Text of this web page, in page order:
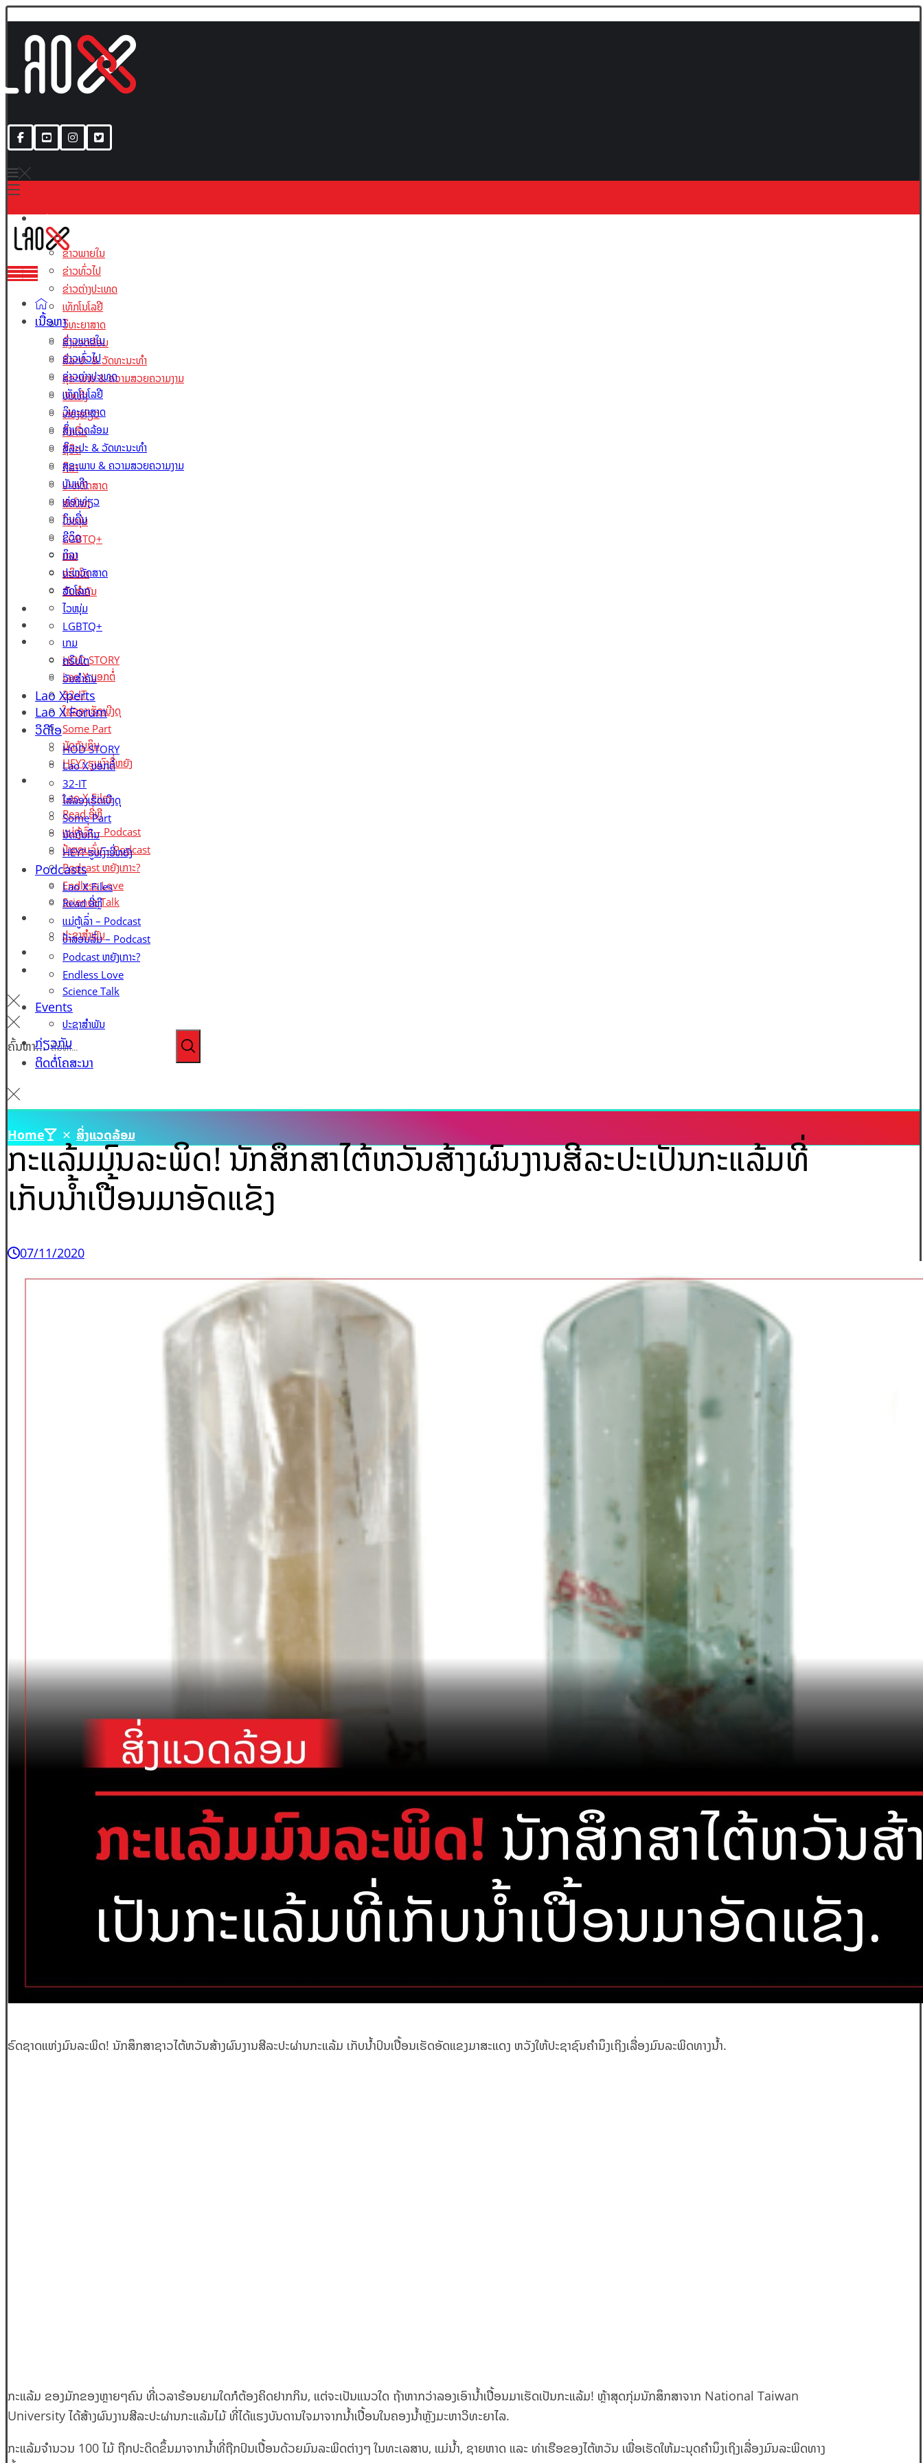
ເນື້ອຫາ
ຂ່າວພາຍໃນ
ຂ່າວທົ່ວໄປ
ຂ່າວຕ່າງປະເທດ
ເທັກໂນໂລຢີ
ວິທະຍາສາດ
ສິ່ງແວດລ້ອມ
ສິລະປະ & ວັດທະນະທຳ
ສຸຂະພາບ & ຄວາມສວຍຄວາມງາມ
ບັນເທີງ
ທ່ອງທ່ຽວ
ກິນດື່ມ
ຊີວິດ
ກິລາ
ປະຫວັດສາດ
ສັດໂລກ
ໄວໜຸ່ມ
LGBTQ+
ເກມ
ຄຣິບໂຕ
ວັນສຳຄັນ
Lao Xperts
Lao X Forum
ວິດີໂອ
HOD STORY
Lao X ບອກຕໍ່
32-IT
ໃສ່ລອງເຮັດເບີງດຸ
Some Part
ນັດກັນກິນ
HEY? ຮູບເງົາອີ່ຫຍັງ
Podcasts
Lao X Files
Read ອີ່ຫຼີ
ແມ່ຕູ້ເລົ່າ – Podcast
ປ້າສອນລົ່ມ – Podcast
Podcast ຫຍັງເກາະ?
Endless Love
Science Talk
Events
ປະຊາສຳພັນ
ກ່ຽວກັບ
ຕິດຕໍ່ໂຄສະນາ
ຄົ້ນຫາ...
ເນື້ອຫາ
ຂ່າວພາຍໃນ
ຂ່າວທົ່ວໄປ
ຂ່າວຕ່າງປະເທດ
ເທັກໂນໂລຢີ
ວິທະຍາສາດ
ສິ່ງແວດລ້ອມ
ສິລະປະ & ວັດທະນະທຳ
ສຸຂະພາບ & ຄວາມສວຍຄວາມງາມ
ບັນເທີງ
ທ່ອງທ່ຽວ
ກິນດື່ມ
ຊີວິດ
ກິລາ
ປະຫວັດສາດ
ສັດໂລກ
ໄວໜຸ່ມ
LGBTQ+
ເກມ
ຄຣິບໂຕ
ວັນສຳຄັນ
Lao Xperts
Lao X Forum
ວິດີໂອ
HOD STORY
Lao X ບອກຕໍ່
32-IT
ໃສ່ລອງເຮັດເບີງດຸ
Some Part
ນັດກັນກິນ
HEY? ຮູບເງົາອີ່ຫຍັງ
Podcasts
Lao X Files
Read ອີ່ຫຼີ
ແມ່ຕູ້ເລົ່າ – Podcast
ປ້າສອນລົ່ມ – Podcast
Podcast ຫຍັງເກາະ?
Endless Love
Science Talk
Events
ປະຊາສຳພັນ
ກ່ຽວກັບ
ຕິດຕໍ່ໂຄສະນາ
Home ສິ່ງແວດລ້ອມ
ກະແລ້ມມົນລະພິດ! ນັກສຶກສາໄຕ້ຫວັນສ້າງຜົນງານສີລະປະເປັນກະແລ້ມທີ່
ເກັບນ້ຳເປື້ອນມາອັດແຂັງ
07/11/2020
ຣົດຊາດແຫ່ງມົນລະພິດ! ນັກສຶກສາຊາວໄຕ້ຫວັນສ້າງຜົນງານສີລະປະຜ່ານກະແລ້ມ ເກັບນ້ຳປົນເປື້ອນເຮັດອັດແຂງມາສະແດງ ຫວັງໃຫ້ປະຊາຊົນຄຳນຶງເຖິງເລື່ອງມົນລະພິດທາງນ້ຳ.
ກະແລ້ມ ຂອງມັກຂອງຫຼາຍໆຄົນ ທີ່ເວລາຮ້ອນຍາມໃດກໍຕ້ອງຄິດຢາກກິນ, ແຕ່ຈະເປັນແນວໃດ ຖ້າຫາກວ່າລອງເອົານ້ຳເປື້ອນມາເຮັດເປັນກະແລ້ມ! ຫຼ້າສຸດກຸ່ມນັກສຶກສາຈາກ National Taiwan
University ໄດ້ສ້າງຜົນງານສີລະປະຜ່ານກະແລ້ມໄມ້ ທີ່ໄດ້ແຮງບັນດານໃຈມາຈາກນ້ຳເປື້ອນໃນຄອງນ້ຳຫຼັງມະຫາວິທະຍາໄລ.
ກະແລ້ມຈຳນວນ 100 ໄມ້ ຖືກປະດິດຂຶ້ນມາຈາກນ້ຳທີ່ຖືກປົນເປື້ອນດ້ວຍມົນລະພິດຕ່າງໆ ໃນທະເລສາບ, ແມ່ນໍ້າ, ຊາຍຫາດ ແລະ ທ່າເຮືອຂອງໄຕ້ຫວັນ ເພື່ອເຮັດໃຫ້ມະນຸດຄໍານຶງເຖິງເລື່ອງມົນລະພິດທາງ